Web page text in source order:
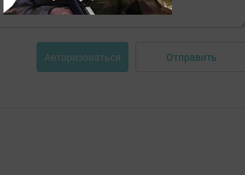
Авторизоваться Отправить